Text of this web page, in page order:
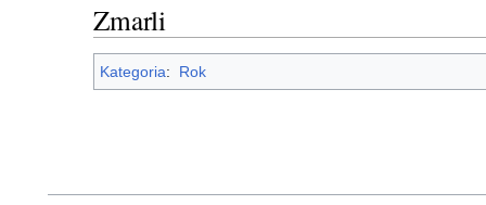
Zmarli
Kategoria: Rok